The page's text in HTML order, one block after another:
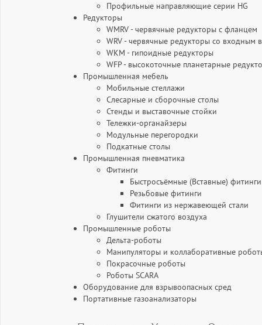
Профильные направляющие серии HG
Редукторы
WMRV - червячные редукторы с фланцем
WRV - червячные редукторы со входным
WKM - гипоидные редукторы
WFP - высокоточные планетарные
Промышленная мебель
Мобильные стеллажи
Слесарные и сборочные столы
Стенды и выставочные стойки
Тележки-органайзеры
Модульные перегородки
Подкатные столы
Промышленная пневматика
Фитинги
Быстросъёмные (Вставные) фитинги
Резьбовые фитинги
Фитинги из нержавеющей стали
Глушители сжатого воздуха
Промышленные роботы
Дельта-роботы
Манипуляторы и коллаборативные
Покрасочные роботы
Роботы SCARA
Оборудование для взрывоопасных сред
Портативные газоанализаторы